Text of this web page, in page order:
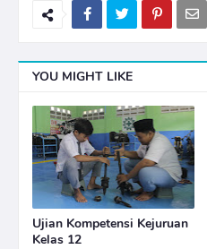
YOU MIGHT LIKE
Ujian Kompetensi Kejuruan
Kelas 12